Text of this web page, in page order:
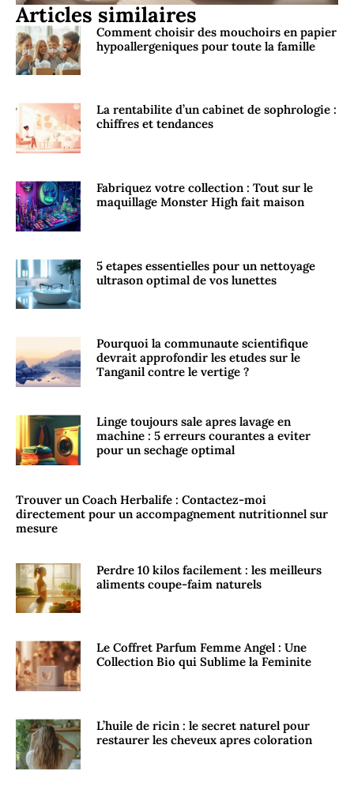
Articles similaires
Comment choisir des mouchoirs en papier
hypoallergeniques pour toute la famille
La rentabilite d’un cabinet de sophrologie :
chiffres et tendances
Fabriquez votre collection : Tout sur le
maquillage Monster High fait maison
5 etapes essentielles pour un nettoyage
ultrason optimal de vos lunettes
Pourquoi la communaute scientifique
devrait approfondir les etudes sur le
Tanganil contre le vertige ?
Linge toujours sale apres lavage en
machine : 5 erreurs courantes a eviter
pour un sechage optimal
Trouver un Coach Herbalife : Contactez-moi
directement pour un accompagnement nutritionnel sur
mesure
Perdre 10 kilos facilement : les meilleurs
aliments coupe-faim naturels
Le Coffret Parfum Femme Angel : Une
Collection Bio qui Sublime la Feminite
L’huile de ricin : le secret naturel pour
restaurer les cheveux apres coloration